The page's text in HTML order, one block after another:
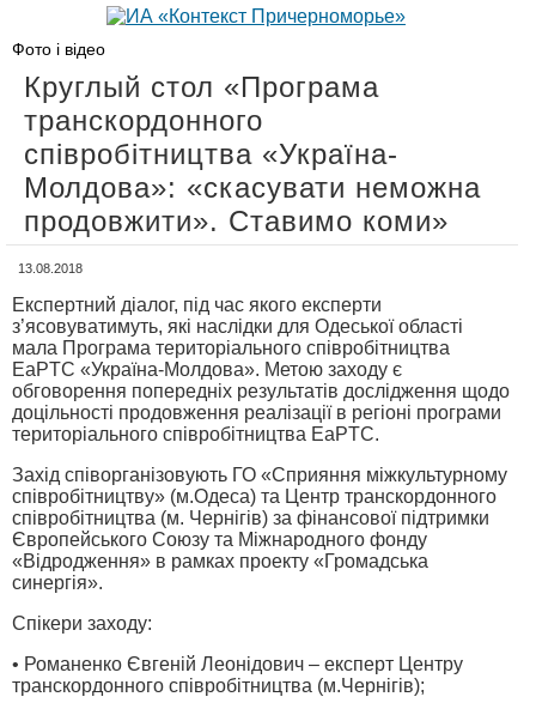
Фото і відео
Круглый стол «Програма
транскордонного
співробітництва «Україна-
Молдова»: «скасувати неможна
продовжити». Ставимо коми»
13.08.2018
Експертний діалог, під час якого експерти
з’ясовуватимуть, які наслідки для Одеської області
мала Програма територіального співробітництва
EaPTC «Україна-Молдова». Метою заходу є
обговорення попередніх результатів дослідження щодо
доцільності продовження реалізації в регіоні програми
територіального співробітництва EaPTC.
Захід співорганізовують ГО «Сприяння міжкультурному
співробітництву» (м.Одеса) та Центр транскордонного
співробітництва (м. Чернігів) за фінансової підтримки
Європейського Союзу та Міжнародного фонду
«Відродження» в рамках проекту «Громадська
синергія».
Спікери заходу:
• Романенко Євгеній Леонідович – експерт Центру
транскордонного співробітництва (м.Чернігів);